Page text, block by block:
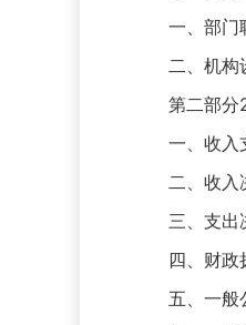
一、部门
二、机构
第二部分
一、收入
二、收入
三、支出
四、财政
五、一般公